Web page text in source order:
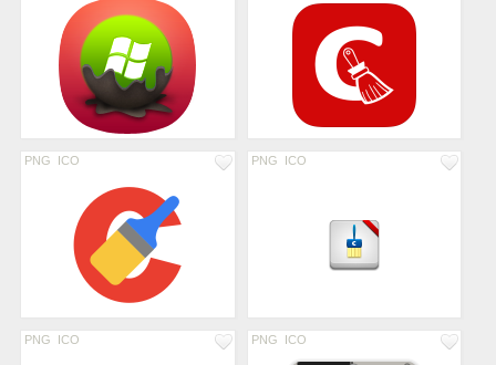
PNG ICO PNG ICO
PNG ICO PNG ICO